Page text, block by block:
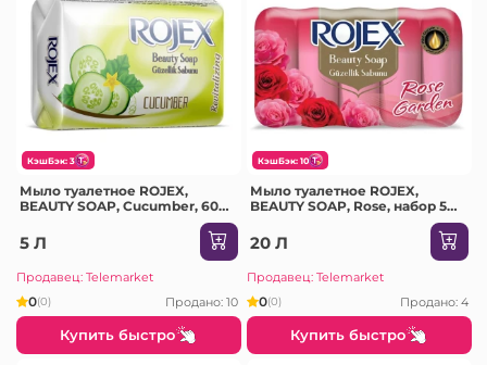
КэшБэк: 3
Мыло туалетное ROJEX,
BEAUTY SOAP, Cucumber, 60
5 Л
Продавец: Telemarket
0(0) Продано: 10
Купить быстро
КэшБэк: 10
Мыло туалетное ROJEX,
BEAUTY SOAP, Rose, набор 5
20 Л
Продавец: Telemarket
0(0) Продано: 4
Купить быстро